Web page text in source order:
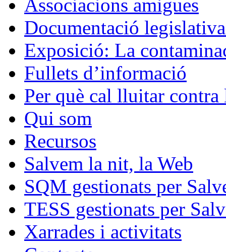
Associacions amigues
Documentació
Exposició: La
Fullets d’informació
Per què cal lluitar
Qui som
Recursos
Salvem la nit, la Web
SQM gestionats per
TESS gestionats per
Xarrades i activitats